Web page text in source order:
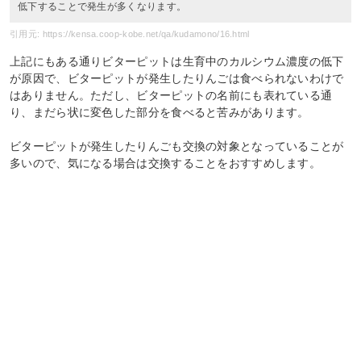
低下することで発生が多くなります。
引用元: https://kensa.coop-kobe.net/qa/kudamono/16.html
上記にもある通りビターピットは生育中のカルシウム濃度の低下
が原因で、ビターピットが発生したりんごは食べられないわけで
はありません。ただし、ビターピットの名前にも表れている通
り、まだら状に変色した部分を食べると苦みがあります。
ビターピットが発生したりんごも交換の対象となっていることが
多いので、気になる場合は交換することをおすすめします。